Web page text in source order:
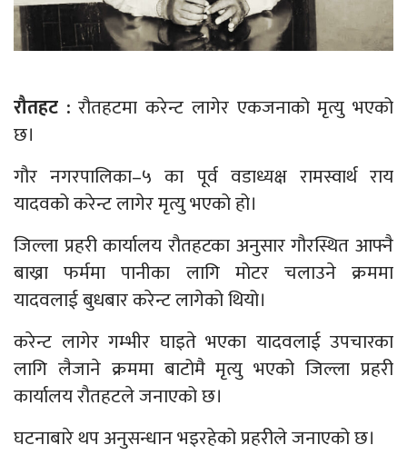
रौतहट : रौतहटमा करेन्ट लागेर एकजनाको मृत्यु भएको
छ।
गौर नगरपालिका–५ का पूर्व वडाध्यक्ष रामस्वार्थ राय
यादवको करेन्ट लागेर मृत्यु भएको हो।
जिल्ला प्रहरी कार्यालय रौतहटका अनुसार गौरस्थित आफ्नै
बाख्रा फर्ममा पानीका लागि मोटर चलाउने क्रममा
यादवलाई बुधबार करेन्ट लागेको थियो।
करेन्ट लागेर गम्भीर घाइते भएका यादवलाई उपचारका
लागि लैजाने क्रममा बाटोमै मृत्यु भएको जिल्ला प्रहरी
कार्यालय रौतहटले जनाएको छ।
घटनाबारे थप अनुसन्धान भइरहेको प्रहरीले जनाएको छ।